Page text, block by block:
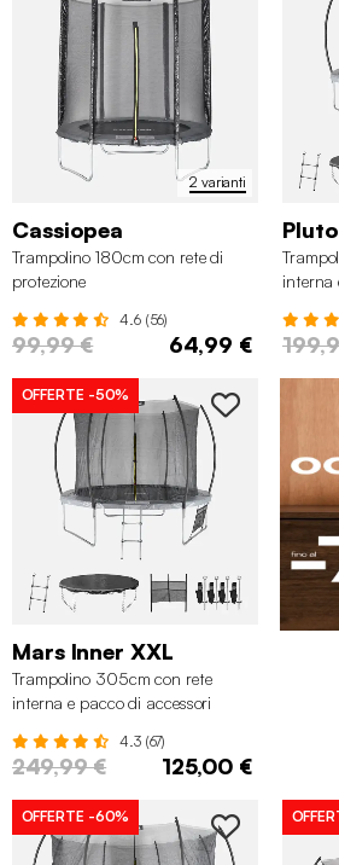
2 varianti
Cassiopea
Trampolino 180cm con rete di
protezione
4.6 (56)
99,99 € 64,99 €
interna
OFFERTE -50%
Mars Inner XXL
Trampolino 305cm con rete
interna e pacco di accessori
4.3 (67)
249,99 € 125,00 €
OFFERTE -60%